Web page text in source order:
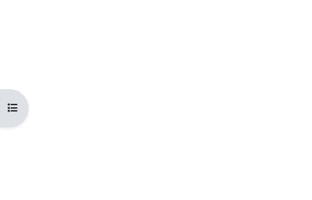
Ouvrir l’index du cours